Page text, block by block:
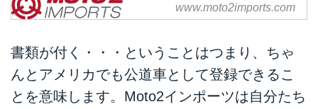
www.moto2imports.com
書類が付く・・・ということはつまり、ちゃ
んとアメリカでも公道車として登録できるこ
とを意味します。Moto2インポーツは自分たち